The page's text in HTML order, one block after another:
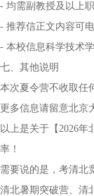
- 均需副教授及以上
- 推荐信正文内容可
- 本校信息科学技术
七、其他说明
本次夏令营不收取任
更多信息请留意北京
以上是关于【2026
率！
需要说的是，考清北
清北暑期突破营、清